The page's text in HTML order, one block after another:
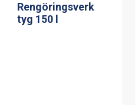
Rengöringsverk
tyg 150 l